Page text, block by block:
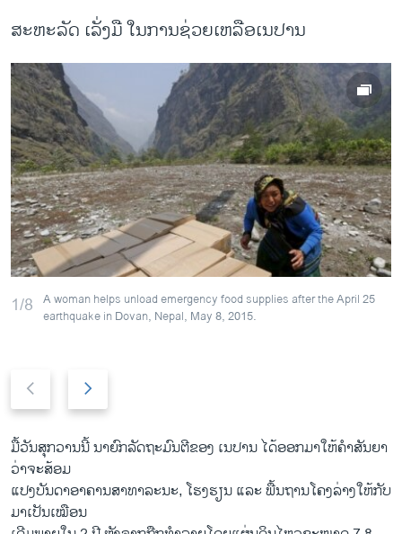
ສະຫະລັດ ເລັ່ງມື ໃນການຊ່ວຍເຫລືອເນປານ
1/8 A woman helps unload emergency food supplies after the April 25
earthquake in Dovan, Nepal, May 8, 2015.
e
v
i
o
u
x
t
s
l
i
ມື້ວັນສຸກວານນີ້ ນາຍົກລັດຖະມົນຕີຂອງ ເນປານ ໄດ້ອອກມາໃຫ້ຄຳສັນຍາ
ວ່າຈະສ້ອມ
ແປງບັນດາອາຄານສາທາລະນະ, ໂຮງຮຽນ ແລະ ພື້ນຖານໂຄງລ່າງໃຫ້ກັບ
ມາເປັນເໝືອນ